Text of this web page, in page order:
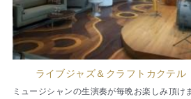
ライブジャズ＆クラフトカクテル
ミュージシャンの生演奏が毎晩お楽しみ頂け